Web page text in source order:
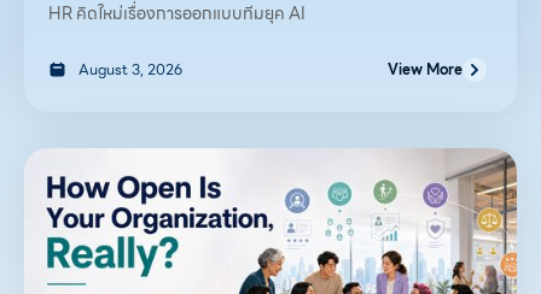
HR คิดใหม่เรื่องการออกแบบทีมยุค AI
August 3, 2026 View More